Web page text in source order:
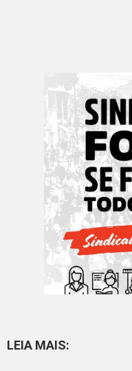
LEIA MAIS: